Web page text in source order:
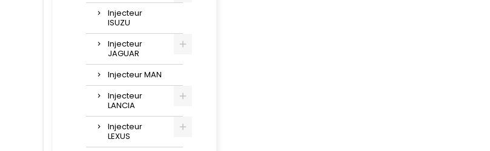
Injecteur
ISUZU
Injecteur
JAGUAR
Injecteur MAN
Injecteur
LANCIA
Injecteur
LEXUS